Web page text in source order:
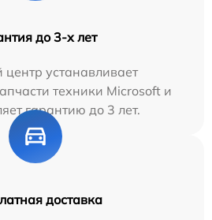
до 3-х лет
устанавливает
техники Microsoft и
гарантию до 3 лет.
доставка